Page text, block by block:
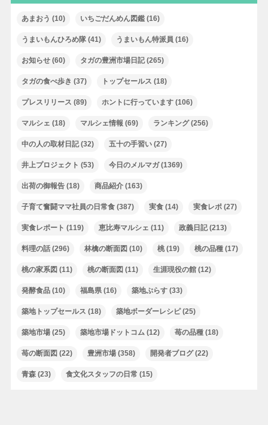
あまおう (10) いちごだんめん図鑑(16)
うまいもんひろめ隊(41) うまいもん特派員 (16)
お知らせ(60) タガの豊洲市場日記(265)
タガの食べ歩き (37) トップセールス (18)
プレスリリース (89) ホントに行っています(106)
マルシェ (18) マルシェ情報 (69) ランキング(256)
中の人の取材日記(32) 五十の手習い(27)
井上プロジェクト (53) 今日のメルマガ(1369)
出荷の御報告(18) 商品紹介(163)
子育て奮闘ママ社員の日常食(387) 実食(14) 実食レポ(27)
実食レポート (119) 恵比寿マルシェ (11) 政義日記(213)
料理の話(296) 林檎の断面図 (10) 桃(19) 桃の品種(17)
桃の家系図 (11) 桃の断面図 (11) 生涯現役の館(12)
発酵食品(10) 福島県(16) 築地ぷらす(33)
築地トップセールス (18) 築地ボーダーレシピ(25)
築地市場(25) 築地市場ドットコム (12) 苺の品種(18)
苺の断面図 (22) 豊洲市場(358) 開発者ブログ(22)
青森(23) 食文化スタッフの日常 (15)